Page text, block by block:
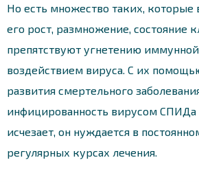
Но есть множество таких, которые
его рост, размножение, состояние
препятствуют угнетению
воздействием вируса. С их
развития смертельного
инфицированность вирусом СПИДа
исчезает, он нуждается в
регулярных курсах лечения.